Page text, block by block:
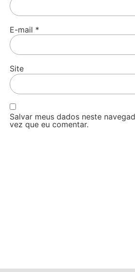
E-mail *
Site
Salvar meus dados neste
vez que eu comentar.